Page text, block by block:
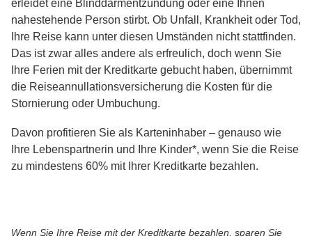
erleidet eine Blinddarmentzündung oder eine Ihnen
nahestehende Person stirbt. Ob Unfall, Krankheit oder Tod,
Ihre Reise kann unter diesen Umständen nicht stattfinden.
Das ist zwar alles andere als erfreulich, doch wenn Sie
Ihre Ferien mit der Kreditkarte gebucht haben, übernimmt
die Reiseannullationsversicherung die Kosten für die
Stornierung oder Umbuchung.
Davon profitieren Sie als Karteninhaber – genauso wie
Ihre Lebenspartnerin und Ihre Kinder*, wenn Sie die Reise
zu mindestens 60% mit Ihrer Kreditkarte bezahlen.
Wenn Sie Ihre Reise mit der Kreditkarte bezahlen, sparen Sie